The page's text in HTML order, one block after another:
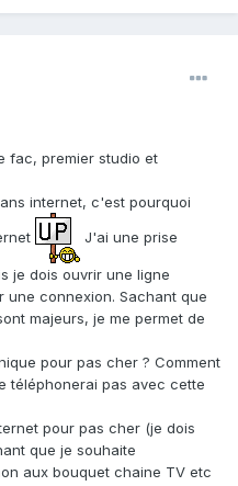
fac, premier studio et
internet, c'est pourquoi
J'ai une prise
je dois ouvrir une ligne
une connexion. Sachant que
majeurs, je me permet de
pour pas cher ? Comment
téléphonerai pas avec cette
pour pas cher (je dois
que je souhaite
aux bouquet chaine TV etc